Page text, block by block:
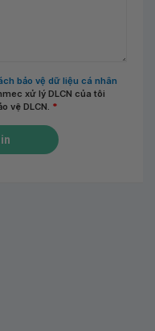
bảo vệ dữ liệu cá nhân
xử lý DLCN của tôi
vệ DLCN. *